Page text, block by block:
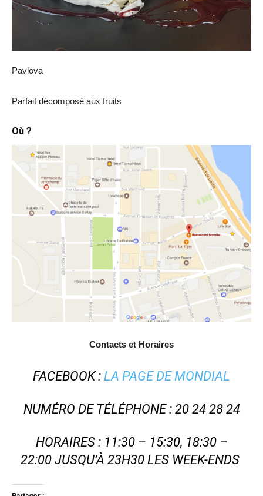
Pavlova
Parfait décomposé aux fruits
Où ?
Contacts et Horaires
FACEBOOK : LA PAGE DE MONDIAL
NUMÉRO DE TÉLÉPHONE : 20 24 28 24
HORAIRES : 11:30 – 15:30, 18:30 –
22:00 JUSQU’À 23H30 LES WEEK-ENDS